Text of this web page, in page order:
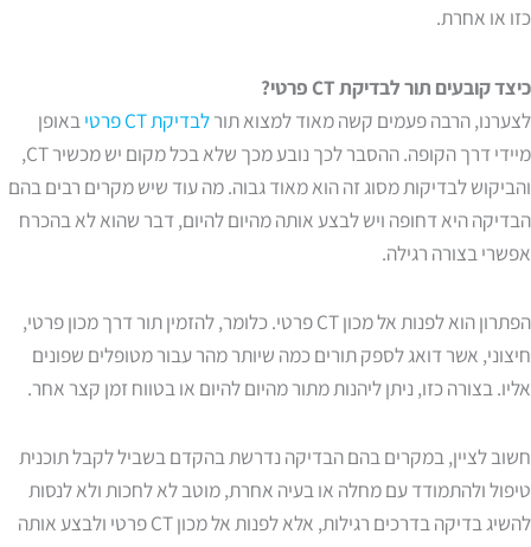
כזו או אחרת.
כיצד קובעים תור לבדיקת CT פרטי?
לצערנו, הרבה פעמים קשה מאוד למצוא תורלבדיקת CT פרטי
באופן
מיידי דרך הקופה. ההסבר לכך נובע מכך שלא בכל מקום יש מכשיר CT,
והביקוש לבדיקות מסוג זה הוא מאוד גבוה. מה עוד שיש מקרים רבים בהם
הבדיקה היא דחופה ויש לבצע אותה מהיום להיום, דבר שהוא לא בהכרח
אפשרי בצורה רגילה.
הפתרון הוא לפנות אל מכון CT פרטי. כלומר, להזמין תור דרך מכון פרטי,
חיצוני, אשר דואג לספק תורים כמה שיותר מהר עבור מטופלים שפונים
אליו. בצורה כזו, ניתן ליהנות מתור מהיום להיום או בטווח זמן קצר אחר.
חשוב לציין, במקרים בהם הבדיקה נדרשת בהקדם בשביל לקבל תוכנית
טיפול ולהתמודד עם מחלה או בעיה אחרת, מוטב לא לחכות ולא לנסות
להשיג בדיקה בדרכים רגילות, אלא לפנות אל מכון CT פרטי ולבצע אותה